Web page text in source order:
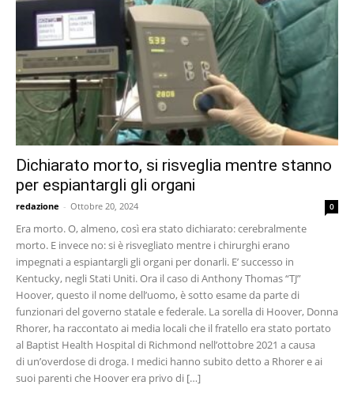
Dichiarato morto, si risveglia mentre stanno
per espiantargli gli organi
redazione - Ottobre 20, 2024 0
Era morto. O, almeno, così era stato dichiarato: cerebralmente
morto. E invece no: si è risvegliato mentre i chirurghi erano
impegnati a espiantargli gli organi per donarli. E’ successo in
Kentucky, negli Stati Uniti. Ora il caso di Anthony Thomas “TJ”
Hoover, questo il nome dell’uomo, è sotto esame da parte di
funzionari del governo statale e federale. La sorella di Hoover, Donna
Rhorer, ha raccontato ai media locali che il fratello era stato portato
al Baptist Health Hospital di Richmond nell’ottobre 2021 a causa
di un’overdose di droga. I medici hanno subito detto a Rhorer e ai
suoi parenti che Hoover era privo di […]